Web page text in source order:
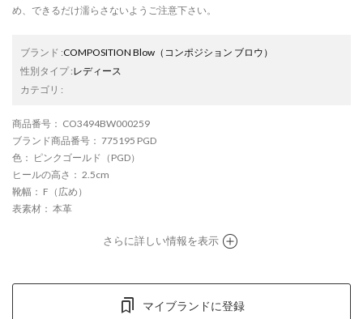
め、できるだけ濡らさないようご注意下さい。
ブランド :COMPOSITION Blow （コンポジション ブロウ）
性別タイプ:レディース
カテゴリ :
商品番号 ： CO3494BW000259
ブランド商品番号 ： 775195 PGD
色 ： ピンクゴールド（PGD）
ヒールの高さ ： 2.5cm
靴幅 ： F（広め）
表素材 ： 本革
さらに詳しい情報を表示
マイブランドに登録